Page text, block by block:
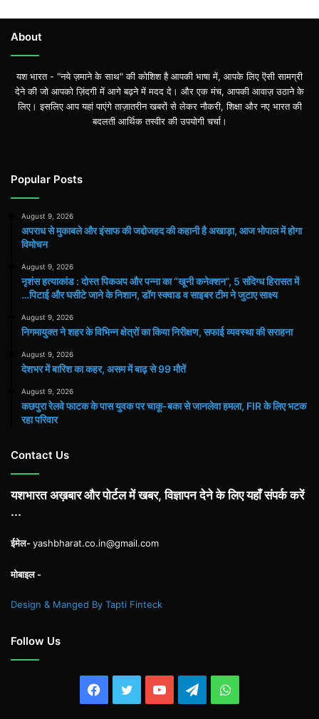
About
यश भारत - "नये ज़माने के साथ" की कोशिश है आपकी भाषा में, आपके लिए ऎसी सामग्री
देने की जो आपको ज़िंदगी में आगे बढ़ने में मदद दे। और एक मंच, आपकी आवाज़ उठाने के
लिए। इसलिए आप यहां पाएंगे ताज़ातरीन खबरों से लेकर नौकरी, शिक्षा और नए भारत की
बदलती आर्थिक तस्वीर की उपयोगी चर्चा।
Popular Posts
August 9, 2026
अपराध से मुकाबले और इंसाफ की जद्दोजहद की कहानी है अखाड़ा, आज भोपाल में होगा
विमोचन
August 9, 2026
नृशंस हत्याकांड : दोस्त पिकअप और पन्ना का “खूनी कनेक्शन”, 5 संदिग्ध हिरासत में
…पिटाई और घसीटे जाने के निशान, डॉग स्क्वाड व साइबर टीम ने जुटाए साक्ष्य
August 9, 2026
निगमायुक्त ने शहर के विभिन्न क्षेत्रों का किया निरीक्षण, सफाई व्यवस्था की सराहना
August 9, 2026
देशभर में बारिश का कहर, असम में बाढ़ से 99 मौतें
August 9, 2026
कछपुरा रेलवे फाटक के पास युवक पर चाकू-बका से जानलेवा हमला, FIR के लिए भटक
रहा परिवार
Contact Us
यशभारत अख़बार और पोर्टल में खबर, विज्ञापन देने के लिए यहाँ संपर्क करें
...
ईमेल-yashbharat.co.in@gmail.com
मोबाइल -
Design & Manged By Tapti Finteck
Follow Us
Facebook
TwitterYouTubeTelegramWhatsApp